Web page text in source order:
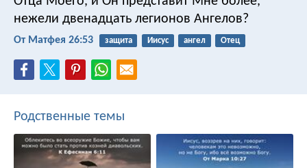
нежели двенадцать легионов Ангелов?
От Матфея 26:53 защита Иисус ангел Отец
Родственные темы